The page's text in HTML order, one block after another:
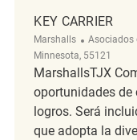
KEY CARRIER
Marshalls Categoría
Asociados
Minnesota, 55121
MarshallsTJX
oportunidades de
logros. Será
que adopta la